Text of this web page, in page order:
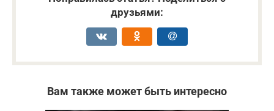
друзьями:
Вам также может быть интересно